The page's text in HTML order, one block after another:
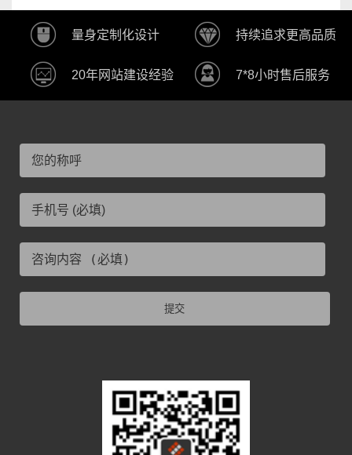
量身定制化设计 持续追求更高品质
20年网站建设经验 7*8小时售后服务
提交